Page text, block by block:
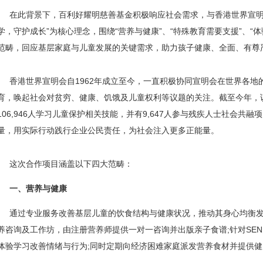
在此背景下，百利好耀明慈善基金积极响应社会需求，与香港世界宣
，守护成长”为核心理念，围绕“营养与健康”、“特殊教育需要支援”、“
畴，回应基层家庭与儿童发展的关键需求，助力孩子健康、全面、有尊
香港世界宣明会自1962年成立至今，一直积极协同宣明会在世界各地
，唤起社会对贫穷、健康、饥饿及儿童权利等议题的关注。截至今年
人学习儿童保护相关技能，并有9,647人参与残疾人士社会共融
，用实际行动践行企业公民责任，为社会注入更多正能量。
这次合作项目涵盖以下四大范畴：
一、营养与健康
通过专业服务改善基层儿童的饮食结构与健康状况，推动其身心均衡
咨询及工作坊，由注册营养师提供一对一咨询并出版亲子食谱;针对
验学习改善情绪与行为;同时定期向经济困难家庭派发营养食材并提供